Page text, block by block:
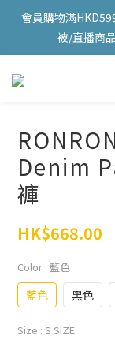
會員購物滿
被/直播商
會員購物滿
被/直播商
每星期韓國直
會員購物滿
被/直播商
Denim
褲
HK$668.00
Color : 藍色
藍色 黑色
Size : S SIZE